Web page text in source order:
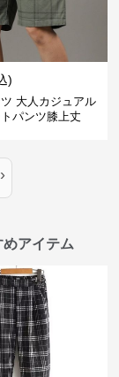
)
大人カジュアル
パンツ膝上丈
›
アイテム